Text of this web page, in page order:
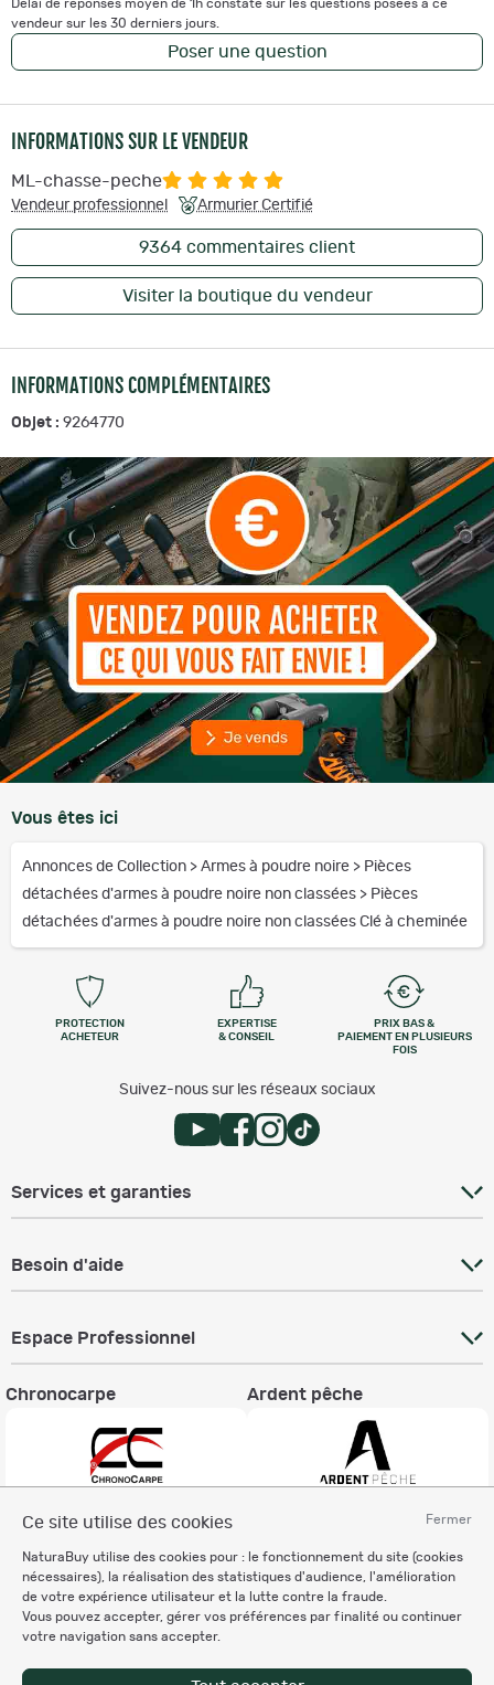
Fermer
Ce site utilise des cookies
NaturaBuy utilise des cookies pour : le fonctionnement du site (cookies
nécessaires), la réalisation des statistiques d'audience, l'amélioration
de votre expérience utilisateur et la lutte contre la fraude.
Vous pouvez accepter, gérer vos préférences par finalité ou continuer
votre navigation sans accepter.
Délai de réponses moyen de 1h constaté sur les questions posées à ce
vendeur sur les 30 derniers jours.
Poser une question
INFORMATIONS SUR LE VENDEUR
ML-chasse-peche
Vendeur professionnel Armurier Certifié
9364 commentaires client
Visiter la boutique du vendeur
INFORMATIONS COMPLÉMENTAIRES
Objet : 9264770
Vous êtes ici
Annonces de Collection > Armes à poudre noire > Pièces
détachées d'armes à poudre noire non classées > Pièces
détachées d'armes à poudre noire non classées Clé à cheminée
PROTECTION
ACHETEUR
EXPERTISE
& CONSEIL
PRIX BAS &
PAIEMENT EN PLUSIEURS
FOIS
Suivez-nous sur les réseaux sociaux
Services et garanties
Besoin d'aide
Espace Professionnel
Chronocarpe Ardent pêche
Charte éthique
Mentions légales
Règlement & Conditions d'utilisation
Politique de protection
des données personnelles